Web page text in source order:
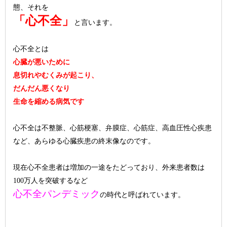
態、それを
「心不全」 と言います。
心不全とは
心臓が悪いために
息切れやむくみが起こり、
だんだん悪くなり
生命を縮める病気です
心不全は不整脈、心筋梗塞、弁膜症、心筋症、高血圧性心疾患
など、あらゆる心臓疾患の終末像なのです。
現在心不全患者は増加の一途をたどっており、外来患者数は
100万人を突破するなど
心不全パンデミック の時代と呼ばれています。